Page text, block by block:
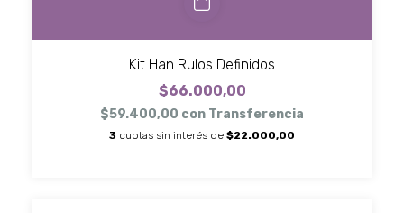
Kit Han Rulos Definidos
$66.000,00
$59.400,00 con Transferencia
3 cuotas sin interés de $22.000,00